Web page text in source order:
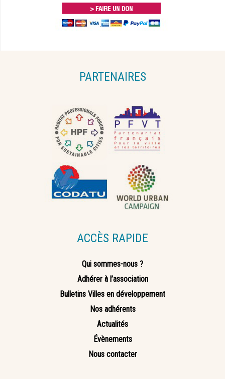
PARTENAIRES
ACCÈS RAPIDE
Qui sommes-nous ?
Adhérer à l’association
Bulletins Villes en développement
Nos adhérents
Actualités
Évènements
Nous contacter